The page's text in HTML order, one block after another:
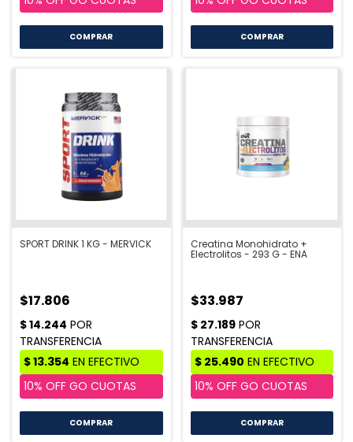
COMPRAR COMPRAR
SPORT DRINK 1 KG - MERVICK
$17.806
COMPRAR
Creatina Monohidrato +
Electrolitos - 293 G - ENA
$33.987
COMPRAR